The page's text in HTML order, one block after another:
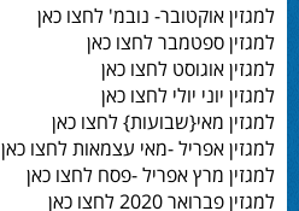
למגזין אוקטובר- נובמ' לחצו כאן
למגזין ספטמבר לחצו כאן
למגזין אוגוסט לחצו כאן
למגזין יוני יולי לחצו כאן
למגזין מאי{שבועות} לחצו כאן
למגזין אפריל -מאי עצמאות לחצו כאן
למגזין מרץ אפריל -פסח לחצו כאן
למגזין פברואר 2020 לחצו כאן